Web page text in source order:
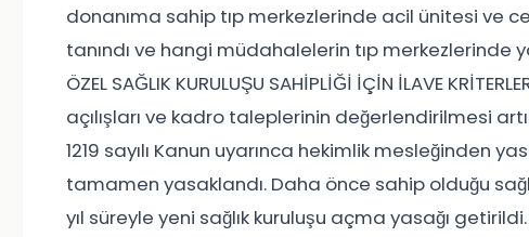
donanıma sahip tıp merkezlerinde acil ünitesi ve
tanındı ve hangi müdahalelerin tıp
ÖZEL SAĞLIK KURULUŞU SAHİPLİĞİ İÇİN İLAVE
açılışları ve kadro taleplerinin değerlendirilmesi
1219 sayılı Kanun uyarınca hekimlik mesleğinden
tamamen yasaklandı. Daha önce sahip olduğu
yıl süreyle yeni sağlık kuruluşu açma yasağı getirildi.